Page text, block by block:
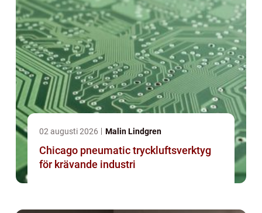
02 augusti 2026 Malin Lindgren
Chicago pneumatic tryckluftsverktyg
för krävande industri